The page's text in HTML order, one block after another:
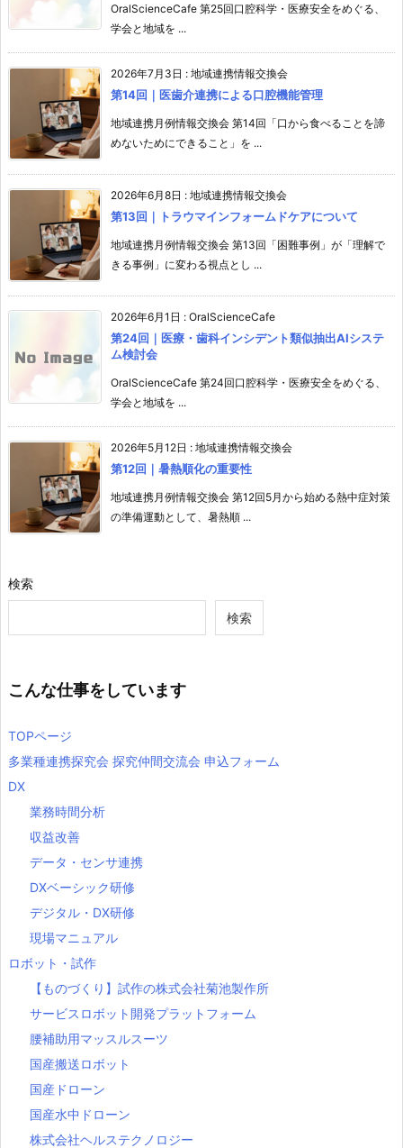
OralScienceCafe 第25回口腔科学・医療安全をめぐる、
学会と地域を ...
2026年7月3日 : 地域連携情報交換会
第14回｜医歯介連携による口腔機能管理
地域連携月例情報交換会 第14回「口から食べることを諦
めないためにできること」を ...
2026年6月8日 : 地域連携情報交換会
第13回｜トラウマインフォームドケアについて
地域連携月例情報交換会 第13回「困難事例」が「理解で
きる事例」に変わる視点とし ...
2026年6月1日 : OralScienceCafe
第24回｜医療・歯科インシデント類似抽出AIシステ
ム検討会
OralScienceCafe 第24回口腔科学・医療安全をめぐる、
学会と地域を ...
2026年5月12日 : 地域連携情報交換会
第12回｜暑熱順化の重要性
地域連携月例情報交換会 第12回5月から始める熱中症対策
の準備運動として、暑熱順 ...
検索
検索
こんな仕事をしています
TOPページ
多業種連携探究会 探究仲間交流会 申込フォーム
DX
業務時間分析
収益改善
データ・センサ連携
DXベーシック研修
デジタル・DX研修
現場マニュアル
ロボット・試作
【ものづくり】試作の株式会社菊池製作所
サービスロボット開発プラットフォーム
腰補助用マッスルスーツ
国産搬送ロボット
国産ドローン
国産水中ドローン
株式会社ヘルステクノロジー